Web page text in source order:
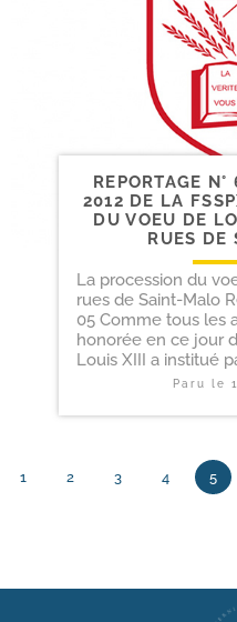
REPORTAGE
2012 DE LA
DU VOEU DE
RUES DE
La procession du
rues de Saint-Malo
05 Comme tous les
honorée en ce jour
Louis XIII a institué
Paru le
1 2 3 4 5